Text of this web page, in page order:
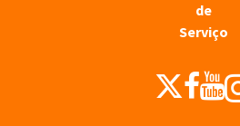
de
Serviço